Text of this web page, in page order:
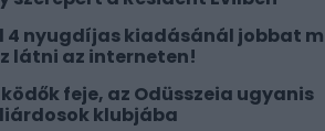
4 nyugdíjas kiadásánál jobbat
látni az interneten!
feje, az Odüsszeia ugyanis
klubjába